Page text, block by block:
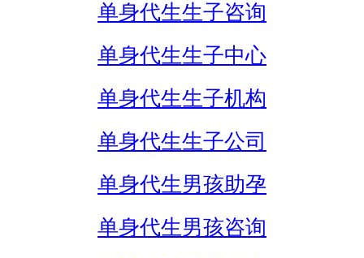
单身代生生子咨询
单身代生生子中心
单身代生生子机构
单身代生生子公司
单身代生男孩助孕
单身代生男孩咨询